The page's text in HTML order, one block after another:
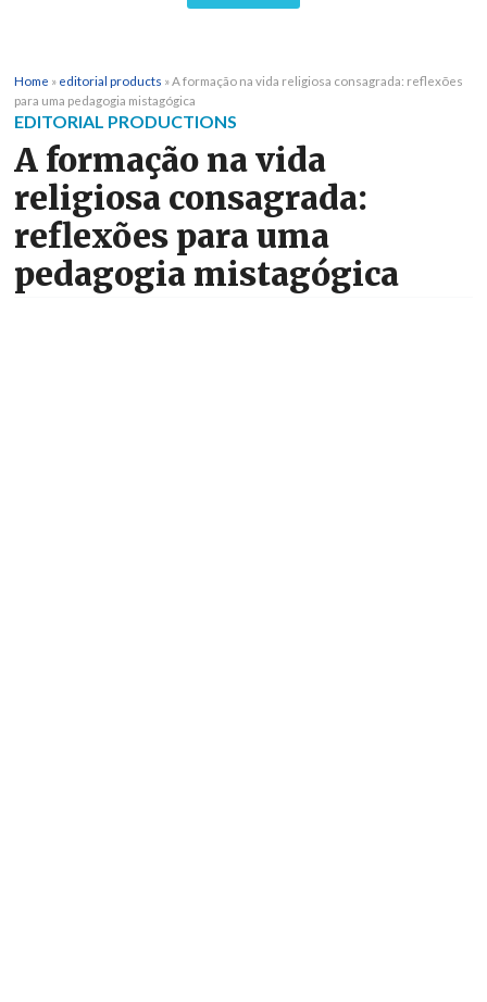
Home » editorial products »A formação na vida religiosa consagrada: reflexões
para uma pedagogia mistagógica
EDITORIAL PRODUCTIONS
A formação na vida
religiosa consagrada:
reflexões para uma
pedagogia mistagógica